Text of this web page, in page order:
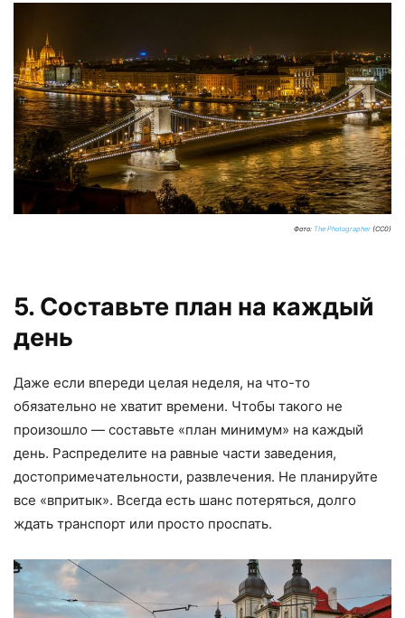
Фото: The Photographer (CC0)
5. Составьте план на каждый
день
Даже если впереди целая неделя, на что-то
обязательно не хватит времени. Чтобы такого не
произошло — составьте «план минимум» на каждый
день. Распределите на равные части заведения,
достопримечательности, развлечения. Не планируйте
все «впритык». Всегда есть шанс потеряться, долго
ждать транспорт или просто проспать.